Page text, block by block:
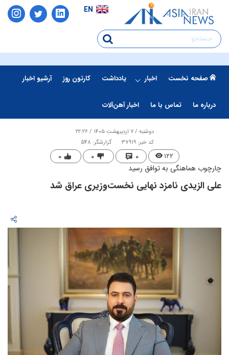
EN
صفحه نخست اخبار یادداشت کارتون روز آرشیو اخبار
درباره ما تماس با ما اخبار آهن‌آلات
دوشنبه / ۷ اردیبهشت ۱۴۰۵ / ۲۲:۲۶
کد خبر: 37919
گزارشگر: 548
۱۲۲ ۰ ۰ ۰
چارچوب هماهنگی به توافق رسید
علی الزیدی نامزد نهایی نخست‌وزیری عراق شد